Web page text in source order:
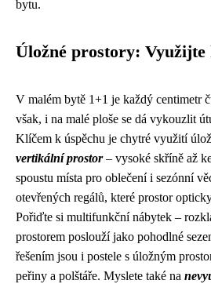
bytu.
Úložné prostory: Využijte
V malém bytě 1+1 je každý centimetr
však, i na malé ploše se dá vykouzlit
Klíčem k úspěchu je chytré využití
vertikální prostor– vysoké skříně až
spoustu místa pro oblečení i sezónní
otevřených regálů, které prostor
Pořiďte si multifunkční nábytek –
prostorem poslouží jako pohodlné
řešením jsou i postele s úložným
peřiny a polštáře. Myslete také na